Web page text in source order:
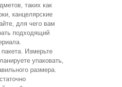
таких как
канцелярские
для чего вам
подходящий
Измерьте
упаковать,
размера.